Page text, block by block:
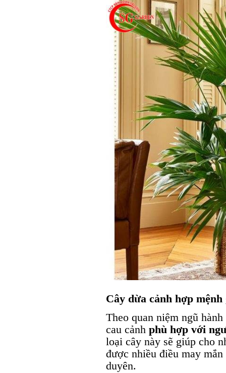
Cây dừa cảnh hợp
Theo quan niệm ngũ
cau cảnh phù hợp với
loại cây này sẽ giúp cho
được nhiều điều may
duyên.